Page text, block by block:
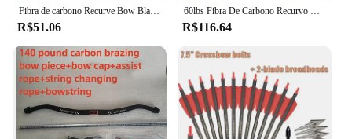
Fibra de carbono Recurve Bow Blade, High Poundage Hunting Blade, Alta Flex Composto Bow Blade, £ 80
R$51.06
60lbs Fibra De Carbono Recurvo Bow Blade High Flex Crossbow Membro Alta Poundage Bow Blade Caça Bow
R$116.64